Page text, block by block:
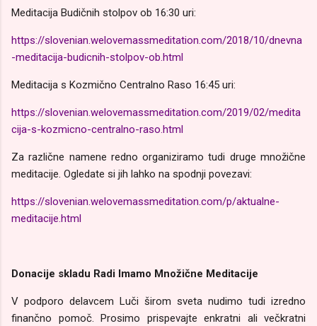
Meditacija Budičnih stolpov ob 16:30 uri:
https://slovenian.welovemassmeditation.com/2018/10/dnevna
-meditacija-budicnih-stolpov-ob.html
Meditacija s Kozmično Centralno Raso 16:45 uri:
https://slovenian.welovemassmeditation.com/2019/02/medita
cija-s-kozmicno-centralno-raso.html
Za različne namene redno organiziramo tudi druge množične
meditacije. Ogledate si jih lahko na spodnji povezavi:
https://slovenian.welovemassmeditation.com/p/aktualne-
meditacije.html
Donacije skladu Radi Imamo Množične Meditacije
V podporo delavcem Luči širom sveta nudimo tudi izredno
finančno pomoč. Prosimo prispevajte enkratni ali večkratni